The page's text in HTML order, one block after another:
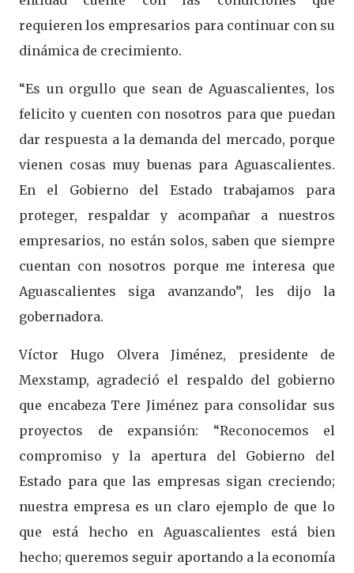
requieren los empresarios para continuar con su
dinámica de crecimiento.
“Es un orgullo que sean de Aguascalientes, los
felicito y cuenten con nosotros para que puedan
dar respuesta a la demanda del mercado, porque
vienen cosas muy buenas para Aguascalientes.
En el Gobierno del Estado trabajamos para
proteger, respaldar y acompañar a nuestros
empresarios, no están solos, saben que siempre
cuentan con nosotros porque me interesa que
Aguascalientes siga avanzando”, les dijo la
gobernadora.
Víctor Hugo Olvera Jiménez, presidente de
Mexstamp, agradeció el respaldo del gobierno
que encabeza Tere Jiménez para consolidar sus
proyectos de expansión: “Reconocemos el
compromiso y la apertura del Gobierno del
Estado para que las empresas sigan creciendo;
nuestra empresa es un claro ejemplo de que lo
que está hecho en Aguascalientes está bien
hecho; queremos seguir aportando a la economía